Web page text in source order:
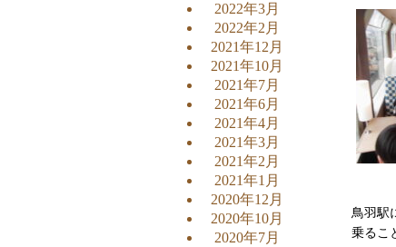
2022年3月
2022年2月
2021年12月
2021年10月
2021年7月
2021年6月
2021年4月
2021年3月
2021年2月
2021年1月
2020年12月
2020年10月
2020年7月
鳥羽駅
乗るこ